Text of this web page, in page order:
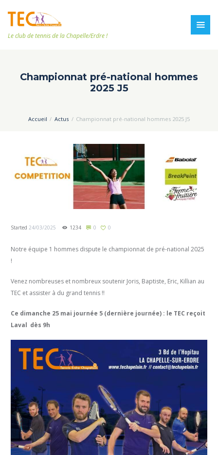
Le club de tennis de la Chapelle/Erdre !
Championnat pré-national hommes
2025 J5
Accueil Actus Championnat pré-national hommes 2025 J5
Started24/03/2025 1234 0 0
Notre équipe 1 hommes dispute le championnat de pré-national 2025
!
Venez nombreuses et nombreux soutenir Joris, Baptiste, Eric, Killian au
TEC et assister à du grand tennis !!
Ce dimanche 25 mai journée 5 (dernière journée) : le TEC reçoit
Laval dès 9h